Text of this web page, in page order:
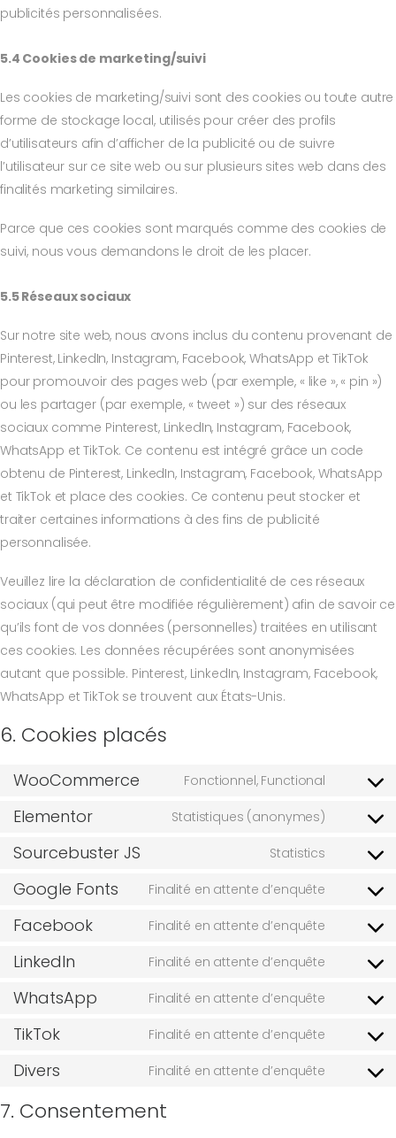
publicités personnalisées.
5.4 Cookies de marketing/suivi
Les cookies de marketing/suivi sont des cookies ou toute autre
forme de stockage local, utilisés pour créer des profils
d’utilisateurs afin d’afficher de la publicité ou de suivre
l’utilisateur sur ce site web ou sur plusieurs sites web dans des
finalités marketing similaires.
Parce que ces cookies sont marqués comme des cookies de
suivi, nous vous demandons le droit de les placer.
5.5 Réseaux sociaux
Sur notre site web, nous avons inclus du contenu provenant de
Pinterest, LinkedIn, Instagram, Facebook, WhatsApp et TikTok
pour promouvoir des pages web (par exemple, « like », « pin »)
ou les partager (par exemple, « tweet ») sur des réseaux
sociaux comme Pinterest, LinkedIn, Instagram, Facebook,
WhatsApp et TikTok. Ce contenu est intégré grâce un code
obtenu de Pinterest, LinkedIn, Instagram, Facebook, WhatsApp
et TikTok et place des cookies. Ce contenu peut stocker et
traiter certaines informations à des fins de publicité
personnalisée.
Veuillez lire la déclaration de confidentialité de ces réseaux
sociaux (qui peut être modifiée régulièrement) afin de savoir ce
qu’ils font de vos données (personnelles) traitées en utilisant
ces cookies. Les données récupérées sont anonymisées
autant que possible. Pinterest, LinkedIn, Instagram, Facebook,
WhatsApp et TikTok se trouvent aux États-Unis.
6. Cookies placés
WooCommerce Fonctionnel, Functional
Elementor Statistiques (anonymes)
Sourcebuster JS Statistics
Google Fonts Finalité en attente d’enquête
Facebook Finalité en attente d’enquête
LinkedIn Finalité en attente d’enquête
WhatsApp Finalité en attente d’enquête
TikTok Finalité en attente d’enquête
Divers Finalité en attente d’enquête
7. Consentement